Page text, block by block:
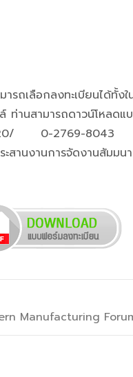
ถเลือกลงทะเบียนได้ทั้งใ
ท่านสามารถดาวน์โหลดแ
8120/ 0-2769-
สานงานการจัดงานสัมม
Manufacturing